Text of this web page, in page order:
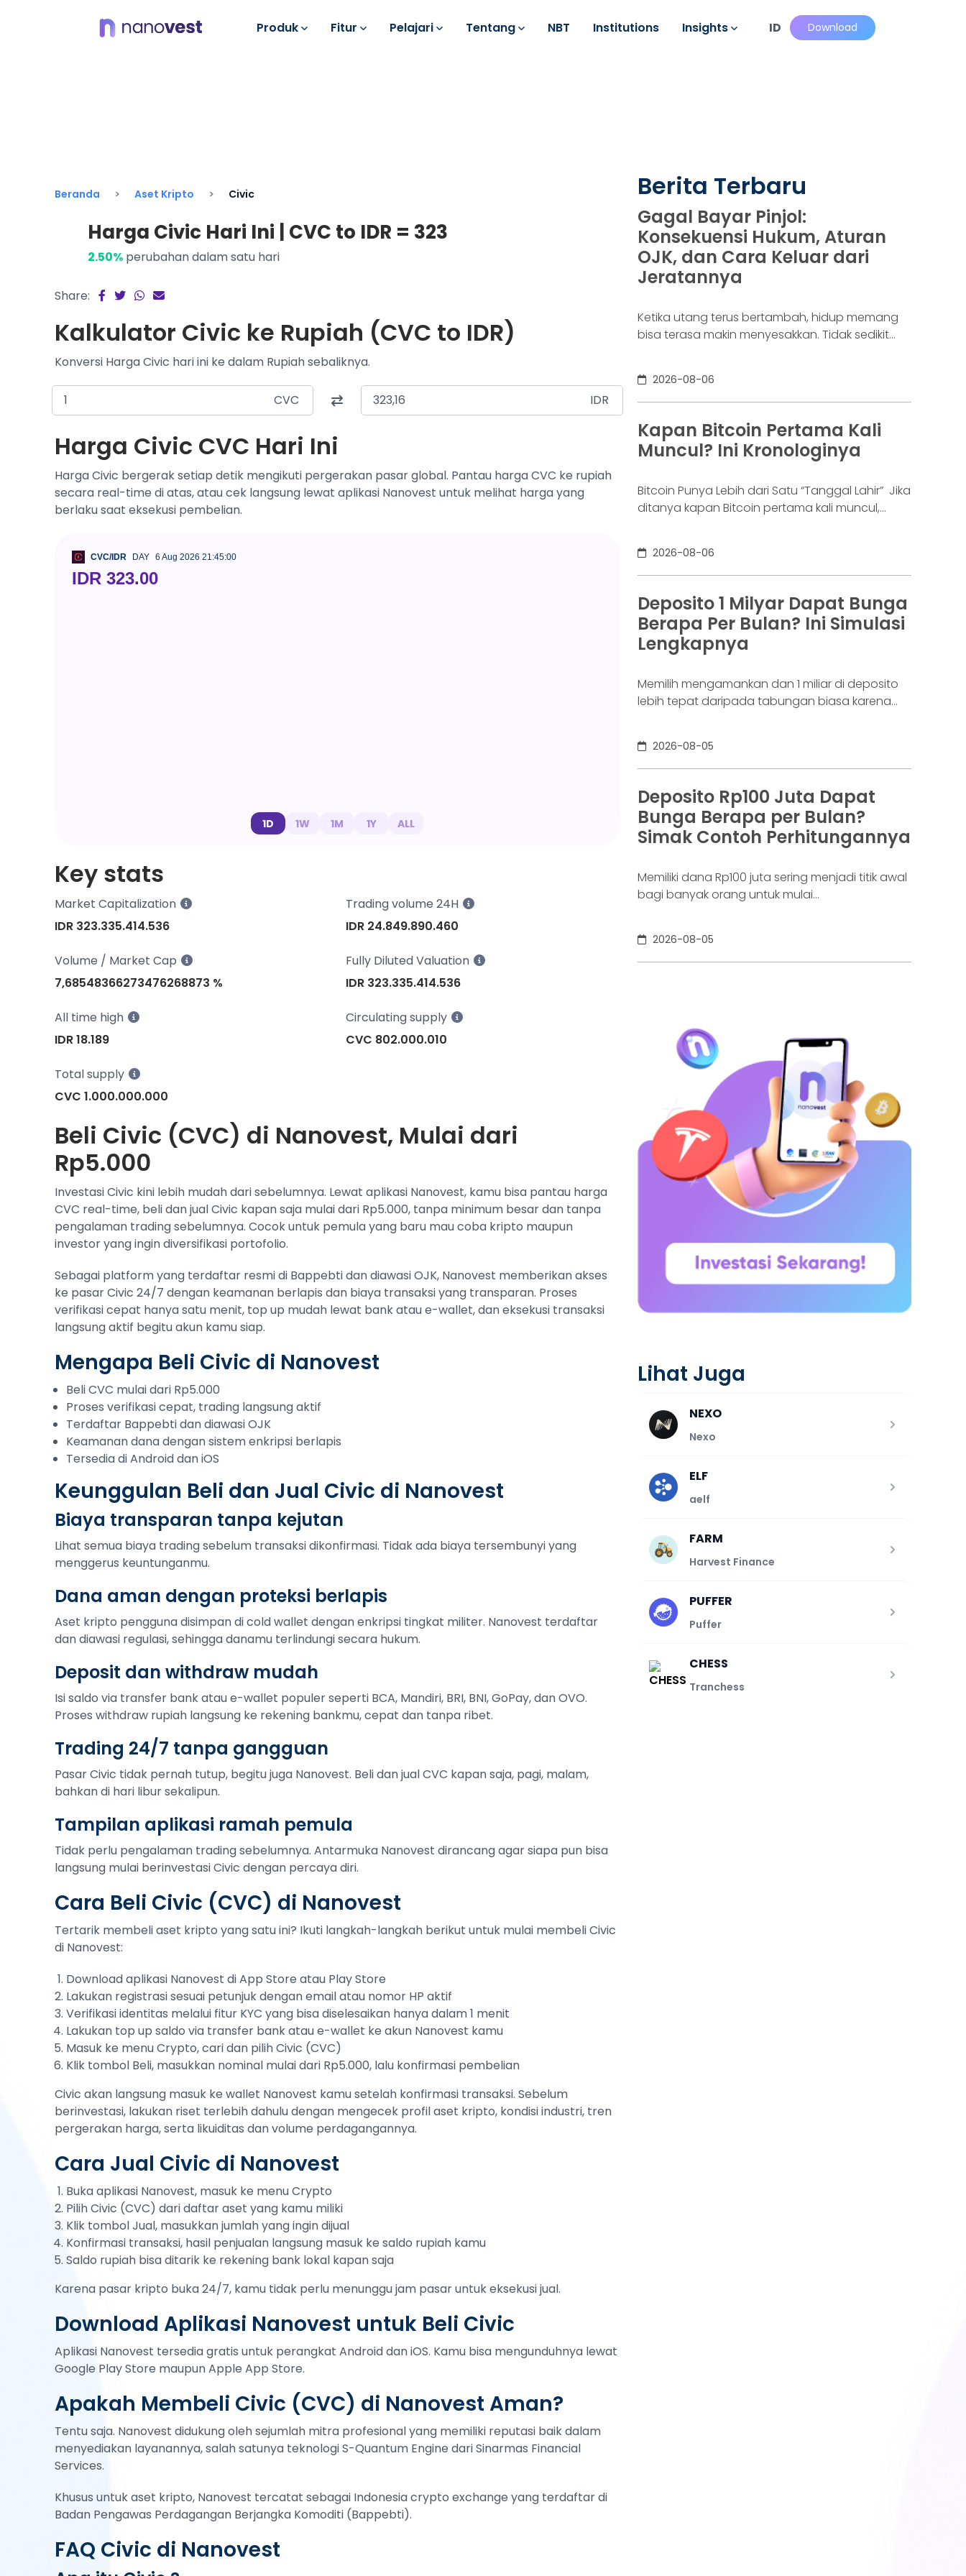
Produk Fitur Pelajari Tentang NBT Institutions Insights ID Download
Beranda Aset Kripto Civic
Harga Civic Hari Ini | CVC to IDR = 323
2.50% perubahan dalam satu hari
Share:
Kalkulator Civic ke Rupiah (CVC to IDR)
Konversi Harga Civic hari ini ke dalam Rupiah sebaliknya.
CVC IDR
Harga Civic CVC Hari Ini
Harga Civic bergerak setiap detik mengikuti pergerakan pasar global. Pantau harga CVC ke rupiah
secara real-time di atas, atau cek langsung lewat aplikasi Nanovest untuk melihat harga yang
berlaku saat eksekusi pembelian.
CVC/IDR DAY 6 Aug 2026 21:45:00
IDR 323.00
1D 1W 1M 1Y ALL
Key stats
Market Capitalization
IDR 323.335.414.536
Trading volume 24H
IDR 24.849.890.460
Volume / Market Cap
7,68548366273476268873 %
Fully Diluted Valuation
IDR 323.335.414.536
All time high
IDR 18.189
Circulating supply
CVC 802.000.010
Total supply
CVC 1.000.000.000
Beli Civic (CVC) di Nanovest, Mulai dari
Rp5.000
Investasi Civic kini lebih mudah dari sebelumnya. Lewat aplikasi Nanovest, kamu bisa pantau harga
CVC real-time, beli dan jual Civic kapan saja mulai dari Rp5.000, tanpa minimum besar dan tanpa
pengalaman trading sebelumnya. Cocok untuk pemula yang baru mau coba kripto maupun
investor yang ingin diversifikasi portofolio.
Sebagai platform yang terdaftar resmi di Bappebti dan diawasi OJK, Nanovest memberikan akses
ke pasar Civic 24/7 dengan keamanan berlapis dan biaya transaksi yang transparan. Proses
verifikasi cepat hanya satu menit, top up mudah lewat bank atau e-wallet, dan eksekusi transaksi
langsung aktif begitu akun kamu siap.
Mengapa Beli Civic di Nanovest
Beli CVC mulai dari Rp5.000
Proses verifikasi cepat, trading langsung aktif
Terdaftar Bappebti dan diawasi OJK
Keamanan dana dengan sistem enkripsi berlapis
Tersedia di Android dan iOS
Keunggulan Beli dan Jual Civic di Nanovest
Biaya transparan tanpa kejutan
Lihat semua biaya trading sebelum transaksi dikonfirmasi. Tidak ada biaya tersembunyi yang
menggerus keuntunganmu.
Dana aman dengan proteksi berlapis
Aset kripto pengguna disimpan di cold wallet dengan enkripsi tingkat militer. Nanovest terdaftar
dan diawasi regulasi, sehingga danamu terlindungi secara hukum.
Deposit dan withdraw mudah
Isi saldo via transfer bank atau e-wallet populer seperti BCA, Mandiri, BRI, BNI, GoPay, dan OVO.
Proses withdraw rupiah langsung ke rekening bankmu, cepat dan tanpa ribet.
Trading 24/7 tanpa gangguan
Pasar Civic tidak pernah tutup, begitu juga Nanovest. Beli dan jual CVC kapan saja, pagi, malam,
bahkan di hari libur sekalipun.
Tampilan aplikasi ramah pemula
Tidak perlu pengalaman trading sebelumnya. Antarmuka Nanovest dirancang agar siapa pun bisa
langsung mulai berinvestasi Civic dengan percaya diri.
Cara Beli Civic (CVC) di Nanovest
Tertarik membeli aset kripto yang satu ini? Ikuti langkah-langkah berikut untuk mulai membeli Civic
di Nanovest:
Download aplikasi Nanovest di App Store atau Play Store
Lakukan registrasi sesuai petunjuk dengan email atau nomor HP aktif
Verifikasi identitas melalui fitur KYC yang bisa diselesaikan hanya dalam 1 menit
Lakukan top up saldo via transfer bank atau e-wallet ke akun Nanovest kamu
Masuk ke menu Crypto, cari dan pilih Civic (CVC)
Klik tombol Beli, masukkan nominal mulai dari Rp5.000, lalu konfirmasi pembelian
Civic akan langsung masuk ke wallet Nanovest kamu setelah konfirmasi transaksi. Sebelum
berinvestasi, lakukan riset terlebih dahulu dengan mengecek profil aset kripto, kondisi industri, tren
pergerakan harga, serta likuiditas dan volume perdagangannya.
Cara Jual Civic di Nanovest
Buka aplikasi Nanovest, masuk ke menu Crypto
Pilih Civic (CVC) dari daftar aset yang kamu miliki
Klik tombol Jual, masukkan jumlah yang ingin dijual
Konfirmasi transaksi, hasil penjualan langsung masuk ke saldo rupiah kamu
Saldo rupiah bisa ditarik ke rekening bank lokal kapan saja
Karena pasar kripto buka 24/7, kamu tidak perlu menunggu jam pasar untuk eksekusi jual.
Download Aplikasi Nanovest untuk Beli Civic
Aplikasi Nanovest tersedia gratis untuk perangkat Android dan iOS. Kamu bisa mengunduhnya lewat
Google Play Store maupun Apple App Store.
Apakah Membeli Civic (CVC) di Nanovest Aman?
Tentu saja. Nanovest didukung oleh sejumlah mitra profesional yang memiliki reputasi baik dalam
menyediakan layanannya, salah satunya teknologi S-Quantum Engine dari Sinarmas Financial
Services.
Khusus untuk aset kripto, Nanovest tercatat sebagai Indonesia crypto exchange yang terdaftar di
Badan Pengawas Perdagangan Berjangka Komoditi (Bappebti).
FAQ Civic di Nanovest
Berita Terbaru
Gagal Bayar Pinjol:
Konsekuensi Hukum, Aturan
OJK, dan Cara Keluar dari
Jeratannya
Ketika utang terus bertambah, hidup memang
bisa terasa makin menyesakkan. Tidak sedikit
kewajibannya, kondisi yang kita kenal sebagai
gagal bayar. Ini bukan masalah segelintir orang.
Mengutip laporan OJK dari dataindonesia.id,
angka kredit macet di industri fintech tercatat
naik ke 4,38% per Januari
2026-08-06
Kapan Bitcoin Pertama Kali
Muncul? Ini Kronologinya
Bitcoin Punya Lebih dari Satu “Tanggal Lahir” Jika
ditanya kapan Bitcoin pertama kali muncul,
yang lain mengatakan 2009. Keduanya tidak
sepenuhnya salah. Bitcoin pertama kali
diperkenalkan sebagai sebuah konsep melalui
whitepaper yang diumumkan oleh Satoshi
Nakamoto pada 31 Oktober 2008. Namun,
jaringannya baru benar-benar mulai beroperasi
2026-08-06
Deposito 1 Milyar Dapat Bunga
Berapa Per Bulan? Ini Simulasi
Lengkapnya
Memilih mengamankan dan 1 miliar di deposito
lebih tepat daripada tabungan biasa karena
bulan? Jawabannya tergantung pada suku
bunga deposito yang ditawarkan bank, tenor,
serta pajak bunga deposito yang berlaku.
Semakin tinggi bunga depositonya, semakin
besar pula yang bisa diperoleh. Yuk, simak!
Deposito
2026-08-05
Deposito Rp100 Juta Dapat
Bunga Berapa per Bulan?
Simak Contoh Perhitungannya
Memiliki dana Rp100 juta sering menjadi titik awal
bagi banyak orang untuk mulai
lebih menarik dibanding tabungan biasa, tetapi
masih relatif terjangkau bagi banyak investor
2026-08-05
Lihat Juga
NEXO
Nexo
ELF
aelf
FARM
Harvest Finance
PUFFER
Puffer
CHESS
Tranchess